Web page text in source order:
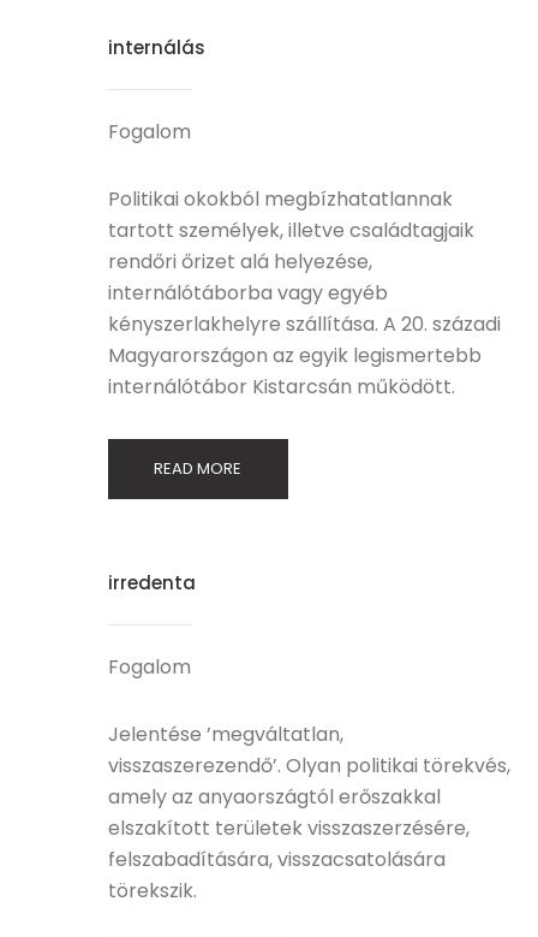
internálás
Fogalom
Politikai okokból megbízhatatlannak
tartott személyek, illetve családtagjaik
rendőri őrizet alá helyezése,
internálótáborba vagy egyéb
kényszerlakhelyre szállítása. A 20. századi
Magyarországon az egyik legismertebb
internálótábor Kistarcsán működött.
READ MORE
irredenta
Fogalom
Jelentése ’megváltatlan,
visszaszerezendő’. Olyan politikai törekvés,
amely az anyaországtól erőszakkal
elszakított területek visszaszerzésére,
felszabadítására, visszacsatolására
törekszik.